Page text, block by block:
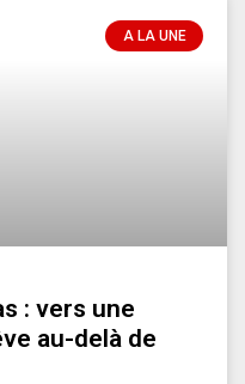
A LA UNE
: vers une
au-delà de